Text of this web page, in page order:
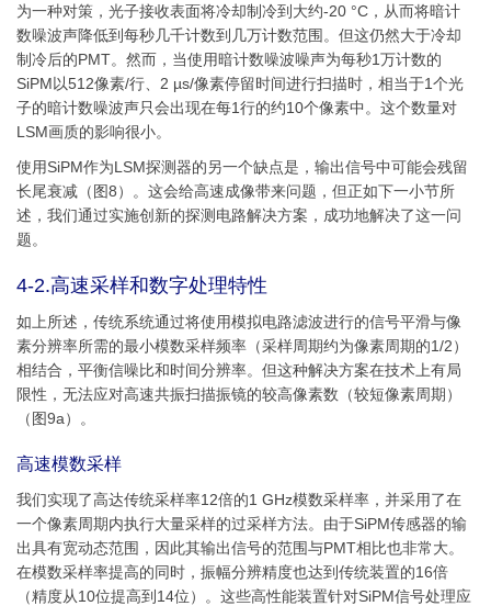
为一种对策，光子接收表面将冷却制冷到大约-20 °C，从而将暗计
数噪波声降低到每秒几千计数到几万计数范围。但这仍然大于冷却
制冷后的PMT。然而，当使用暗计数噪波噪声为每秒1万计数的
SiPM以512像素/行、2 µs/像素停留时间进行扫描时，相当于1个光
子的暗计数噪波声只会出现在每1行的约10个像素中。这个数量对
LSM画质的影响很小。
使用SiPM作为LSM探测器的另一个缺点是，输出信号中可能会残留
长尾衰减（图8）。这会给高速成像带来问题，但正如下一小节所
述，我们通过实施创新的探测电路解决方案，成功地解决了这一问
题。
4-2.高速采样和数字处理特性
如上所述，传统系统通过将使用模拟电路滤波进行的信号平滑与像
素分辨率所需的最小模数采样频率（采样周期约为像素周期的1/2）
相结合，平衡信噪比和时间分辨率。但这种解决方案在技术上有局
限性，无法应对高速共振扫描振镜的较高像素数（较短像素周期）
（图9a）。
高速模数采样
我们实现了高达传统采样率12倍的1 GHz模数采样率，并采用了在
一个像素周期内执行大量采样的过采样方法。由于SiPM传感器的输
出具有宽动态范围，因此其输出信号的范围与PMT相比也非常大。
在模数采样率提高的同时，振幅分辨精度也达到传统装置的16倍
（精度从10位提高到14位）。这些高性能装置针对SiPM信号处理应